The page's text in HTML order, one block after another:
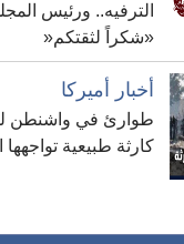
الترفيه.. ورئيس
«شكراً لثقتكم«
أخبار أميركا
طوارئ في واشنطن
كارثة طبيعية تواجهها